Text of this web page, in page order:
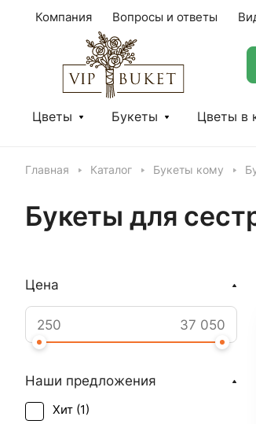
Компания Вопросы и ответы
Цветы Букеты Цветы в
Главная Каталог Букеты кому
Букеты для
Цена
Наши предложения
Хит (1)